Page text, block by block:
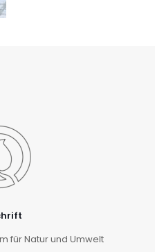
für Natur und Umwelt